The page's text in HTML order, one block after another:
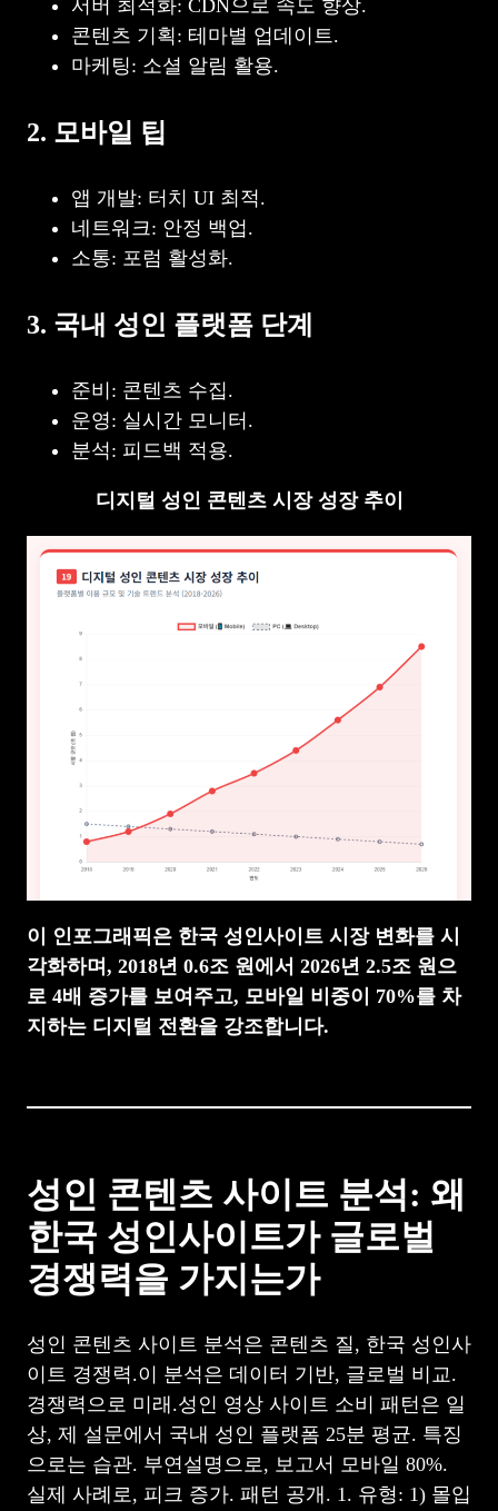
서버 최적화: CDN으로 속도 향상.
콘텐츠 기획: 테마별 업데이트.
마케팅: 소셜 알림 활용.
2. 모바일 팁
앱 개발: 터치 UI 최적.
네트워크: 안정 백업.
소통: 포럼 활성화.
3. 국내 성인 플랫폼 단계
준비: 콘텐츠 수집.
운영: 실시간 모니터.
분석: 피드백 적용.
디지털 성인 콘텐츠 시장 성장 추이
이 인포그래픽은 한국 성인사이트 시장 변화를 시
각화하며, 2018년 0.6조 원에서 2026년 2.5조 원으
로 4배 증가를 보여주고, 모바일 비중이 70%를 차
지하는 디지털 전환을 강조합니다.
성인 콘텐츠 사이트 분석: 왜
한국 성인사이트가 글로벌
경쟁력을 가지는가
성인 콘텐츠 사이트 분석은 콘텐츠 질, 한국 성인사
이트 경쟁력.이 분석은 데이터 기반, 글로벌 비교.
경쟁력으로 미래.성인 영상 사이트 소비 패턴은 일
상, 제 설문에서 국내 성인 플랫폼 25분 평균. 특징
으로는 습관. 부연설명으로, 보고서 모바일 80%.
실제 사례로, 피크 증가. 패턴 공개. 1. 유형: 1) 몰입